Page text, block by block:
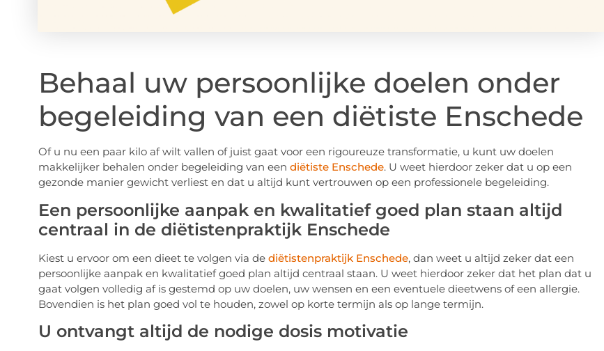
Behaal uw persoonlijke doelen onder
begeleiding van een diëtiste Enschede
Of u nu een paar kilo af wilt vallen of juist gaat voor een rigoureuze transformatie, u kunt uw doelen
makkelijker behalen onder begeleiding van een diëtiste Enschede. U weet hierdoor zeker dat u op een
gezonde manier gewicht verliest en dat u altijd kunt vertrouwen op een professionele begeleiding.
Een persoonlijke aanpak en kwalitatief goed plan staan altijd
centraal in de diëtistenpraktijk Enschede
Kiest u ervoor om een dieet te volgen via de diëtistenpraktijk Enschede, dan weet u altijd zeker dat een
persoonlijke aanpak en kwalitatief goed plan altijd centraal staan. U weet hierdoor zeker dat het plan dat u
gaat volgen volledig af is gestemd op uw doelen, uw wensen en een eventuele dieetwens of een allergie.
Bovendien is het plan goed vol te houden, zowel op korte termijn als op lange termijn.
U ontvangt altijd de nodige dosis motivatie